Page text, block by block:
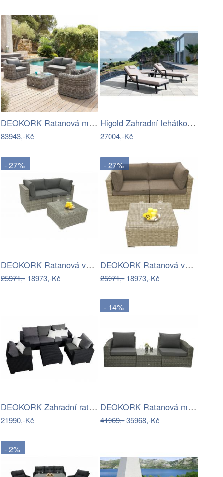
DEOKORK Ratanová modulová sestava…
83943,-Kč
Higold Zahradní lehátko HIGOLD - Emoti…
27004,-Kč
- 27%
DEOKORK Ratanová variabilní sestava…
25971,- 18973,-Kč
- 27%
DEOKORK Ratanová variabilní sestava…
25971,-18973,-Kč
DEOKORK Zahradní ratanová sestava…
21990,-Kč
- 14%
DEOKORK Ratanová modulová sestava…
41969,-35968,-Kč
- 2%